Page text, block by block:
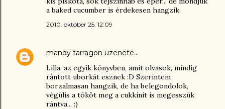
a baked cucumber is érdekesen hangzik.
2010. október 25. 12:09
mandy tarragon üzenete…
Lilla: az egyik könyvben, amit olvasok, mindig
rántott uborkát esznek :D Szerintem
borzalmasan hangzik, de ha belegondolok,
végülis a tököt meg a cukkinit is megesszük
rántva... :)